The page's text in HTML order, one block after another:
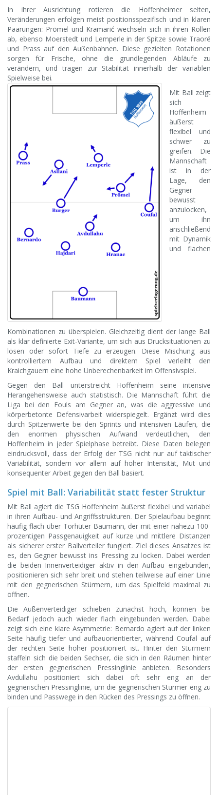
In ihrer Ausrichtung rotieren die Hoffenheimer selten,
Veränderungen erfolgen meist positionsspezifisch und in klaren
Paarungen: Prömel und Kramarić wechseln sich in ihren Rollen
ab, ebenso Moerstedt und Lemperle in der Spitze sowie Traoré
und Prass auf den Außenbahnen. Diese gezielten Rotationen
sorgen für Frische, ohne die grundlegenden Abläufe zu
verändern, und tragen zur Stabilität innerhalb der variablen
Spielweise bei.
Mit Ball zeigt
sich
Hoffenheim
äußerst
flexibel und
schwer zu
greifen. Die
Mannschaft
ist in der
Lage, den
Gegner
bewusst
anzulocken,
um ihn
anschließend
mit Dynamik
und flachen
Kombinationen zu überspielen. Gleichzeitig dient der lange Ball
als klar definierte Exit-Variante, um sich aus Drucksituationen zu
lösen oder sofort Tiefe zu erzeugen. Diese Mischung aus
kontrolliertem Aufbau und direktem Spiel verleiht den
Kraichgauern eine hohe Unberechenbarkeit im Offensivspiel.
Gegen den Ball unterstreicht Hoffenheim seine intensive
Herangehensweise auch statistisch. Die Mannschaft führt die
Liga bei den Fouls am Gegner an, was die aggressive und
körperbetonte Defensivarbeit widerspiegelt. Ergänzt wird dies
durch Spitzenwerte bei den Sprints und intensiven Läufen, die
den enormen physischen Aufwand verdeutlichen, den
Hoffenheim in jeder Spielphase betreibt. Diese Daten belegen
eindrucksvoll, dass der Erfolg der TSG nicht nur auf taktischer
Variabilität, sondern vor allem auf hoher Intensität, Mut und
konsequenter Arbeit gegen den Ball basiert.
Spiel mit Ball: Variabilität statt fester Struktur
Mit Ball agiert die TSG Hoffenheim äußerst flexibel und variabel
in ihren Aufbau- und Angriffsstrukturen. Der Spielaufbau beginnt
häufig flach über Torhüter Baumann, der mit einer nahezu 100-
prozentigen Passgenauigkeit auf kurze und mittlere Distanzen
als sicherer erster Ballverteiler fungiert. Ziel dieses Ansatzes ist
es, den Gegner bewusst ins Pressing zu locken. Dabei werden
die beiden Innenverteidiger aktiv in den Aufbau eingebunden,
positionieren sich sehr breit und stehen teilweise auf einer Linie
mit den gegnerischen Stürmern, um das Spielfeld maximal zu
öffnen.
Die Außenverteidiger schieben zunächst hoch, können bei
Bedarf jedoch auch wieder flach eingebunden werden. Dabei
zeigt sich eine klare Asymmetrie: Bernardo agiert auf der linken
Seite häufig tiefer und aufbauorientierter, während Coufal auf
der rechten Seite höher positioniert ist. Hinter den Stürmern
staffeln sich die beiden Sechser, die sich in den Räumen hinter
der ersten gegnerischen Pressinglinie anbieten. Besonders
Avdullahu positioniert sich dabei oft sehr eng an der
gegnerischen Pressinglinie, um die gegnerischen Stürmer eng zu
binden und Passwege in den Rücken des Pressings zu öffnen.